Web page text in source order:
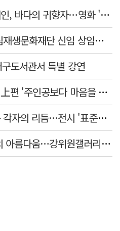
[금주의 이슈] 하늘의 외계인, 바다의 귀향자…영화 '호프'와 '오디세이'
[차 한 잔] 최현묵 중구도심재생문화재단 신임 상임이사 "서문시장·경상감영 등 지역 자원 활용…문화의 일상화"
도서관서 특별 강연
[음읽남] 김광진의 화자들 上편 '주인공보다 마음을 쓴 사람'
표준화된 시간을 살아가는 각자의 리듬…전시 '표준시차'
수십년간 포착한 우리 산의 아름다움…강위원갤러리 '팔공·지리展' 개최